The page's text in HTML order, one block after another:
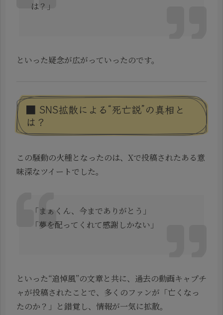
は？」
といった疑念が広がっていったのです。
■ SNS拡散による“死亡説”の真相と
は？
この騒動の火種となったのは、Xで投稿されたある意
味深なツイートでした。
「まぁくん、今までありがとう」
「夢を配ってくれて感謝しかない」
といった“追悼風”の文章と共に、過去の動画キャプチ
ャが投稿されたことで、多くのファンが「亡くなっ
たのか？」と錯覚し、情報が一気に拡散。